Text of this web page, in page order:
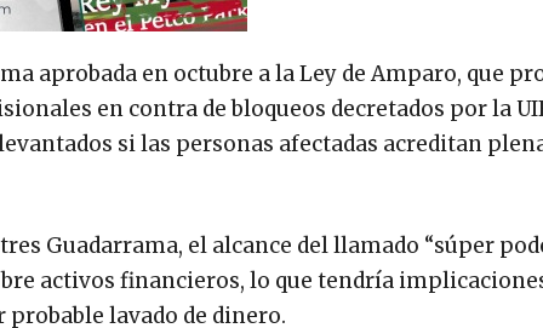
aprobada en octubre a la Ley de Amparo, que
en contra de bloqueos decretados por la
si las personas afectadas acreditan
Guadarrama, el alcance del llamado “súper
activos financieros, lo que tendría
lavado de dinero.